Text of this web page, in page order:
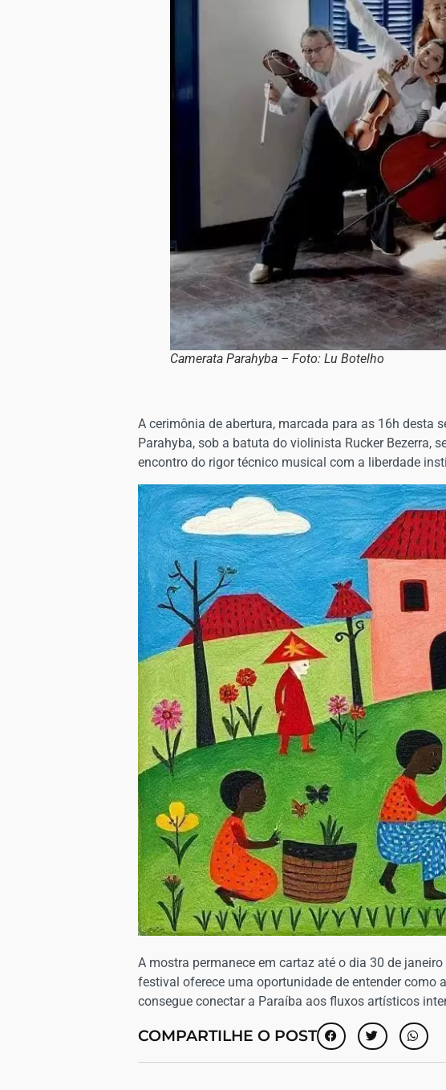
Camerata Parahyba – Foto: Lu Botelho
A cerimônia de abertura, marcada para as 16h desta
Parahyba, sob a batuta do violinista Rucker Bezerra,
encontro do rigor técnico musical com a liberdade
A mostra permanece em cartaz até o dia 30 de
festival oferece uma oportunidade de entender como
consegue conectar a Paraíba aos fluxos artísticos
COMPARTILHE O POST